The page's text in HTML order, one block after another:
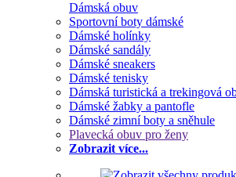
Dámská obuv
Sportovní boty dámské
Dámské holínky
Dámské sandály
Dámské sneakers
Dámské tenisky
Dámská turistická a trekingová
Dámské žabky a pantofle
Dámské zimní boty a sněhule
Plavecká obuv pro ženy
Zobrazit více...